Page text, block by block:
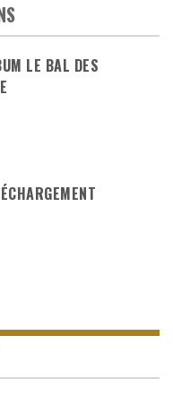
LE BAL DES